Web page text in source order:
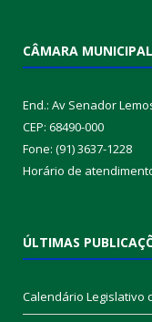
CÂMARA
End.: Av Senador
CEP: 68490-000
Fone: (91) 3637-1228
Horário de
ÚLTIMAS
Calendário Legislativo